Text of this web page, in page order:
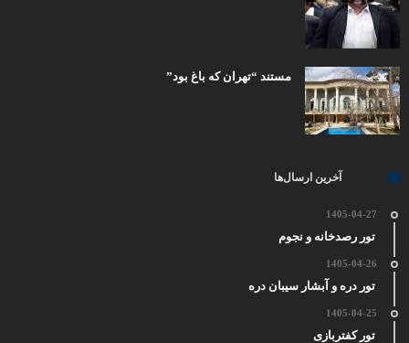
مستند “تهران که باغ بود”
آخرین ارسال‌ها
1405-04-27
تور رصدخانه و نجوم
1405-04-26
تور دره و آبشار سیبان دره
1405-04-25
تور کفتربازی